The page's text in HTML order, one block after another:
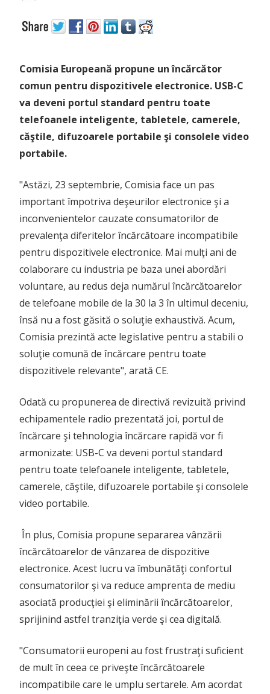
Comisia Europeană propune un încărcător
comun pentru dispozitivele electronice. USB-C
va deveni portul standard pentru toate
telefoanele inteligente, tabletele, camerele,
căştile, difuzoarele portabile şi consolele video
portabile.
"Astăzi, 23 septembrie, Comisia face un pas
important împotriva deşeurilor electronice şi a
inconvenientelor cauzate consumatorilor de
prevalenţa diferitelor încărcătoare incompatibile
pentru dispozitivele electronice. Mai mulţi ani de
colaborare cu industria pe baza unei abordări
voluntare, au redus deja numărul încărcătoarelor
de telefoane mobile de la 30 la 3 în ultimul deceniu,
însă nu a fost găsită o soluţie exhaustivă. Acum,
Comisia prezintă acte legislative pentru a stabili o
soluţie comună de încărcare pentru toate
dispozitivele relevante", arată CE.
Odată cu propunerea de directivă revizuită privind
echipamentele radio prezentată joi, portul de
încărcare şi tehnologia încărcare rapidă vor fi
armonizate: USB-C va deveni portul standard
pentru toate telefoanele inteligente, tabletele,
camerele, căştile, difuzoarele portabile şi consolele
video portabile.
În plus, Comisia propune separarea vânzării
încărcătoarelor de vânzarea de dispozitive
electronice. Acest lucru va îmbunătăţi confortul
consumatorilor şi va reduce amprenta de mediu
asociată producţiei şi eliminării încărcătoarelor,
sprijinind astfel tranziţia verde şi cea digitală.
"Consumatorii europeni au fost frustraţi suficient
de mult în ceea ce priveşte încărcătoarele
incompatibile care le umplu sertarele. Am acordat